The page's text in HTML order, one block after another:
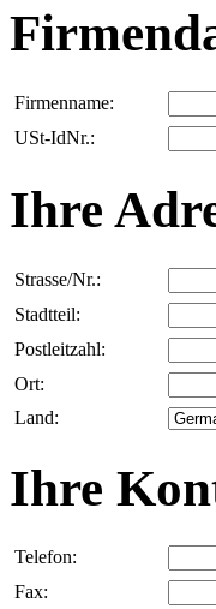
Firmenname:
USt-IdNr.:
Ihre
Strasse/Nr.:
Stadtteil:
Postleitzahl:
Ort:
Land:
Ihre
Telefon:
Fax: